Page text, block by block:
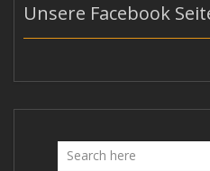
Unsere Facebook